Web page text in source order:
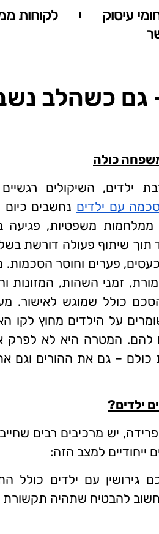
עיסוק לקוחות
– גם כשהלב
כולה
השיקולים רגשיים
עם ילדים נחשבים
ממלחמות משפטיות, פגיעה
שיתוף פעולה דורשת
פערים וחוסר
זמני השהות, המזונות
כולל שמוגש לאישור.
על הילדים מחוץ לקו
להם. המטרה היא לא
– גם את ההורים וגם
ילדים?
יש מרכיבים רבים
ייחודיים למצב הזה:
גירושין עם ילדים כולל
חשוב להבטיח שתהיה תקשורת